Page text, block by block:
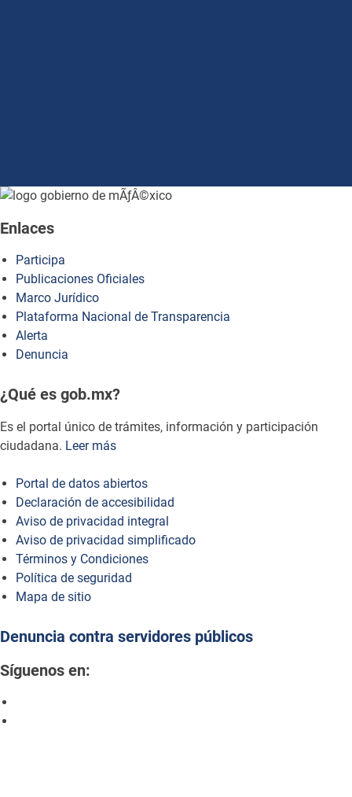
how to embed google map in website
Enlaces
Participa
Publicaciones Oficiales
Marco Jurídico
Plataforma Nacional de Transparencia
Alerta
Denuncia
¿Qué es gob.mx?
Es el portal único de trámites, información y participación
ciudadana. Leer más
Portal de datos abiertos
Declaración de accesibilidad
Aviso de privacidad integral
Aviso de privacidad simplificado
Términos y Condiciones
Política de seguridad
Mapa de sitio
Denuncia contra servidores públicos
Síguenos en: